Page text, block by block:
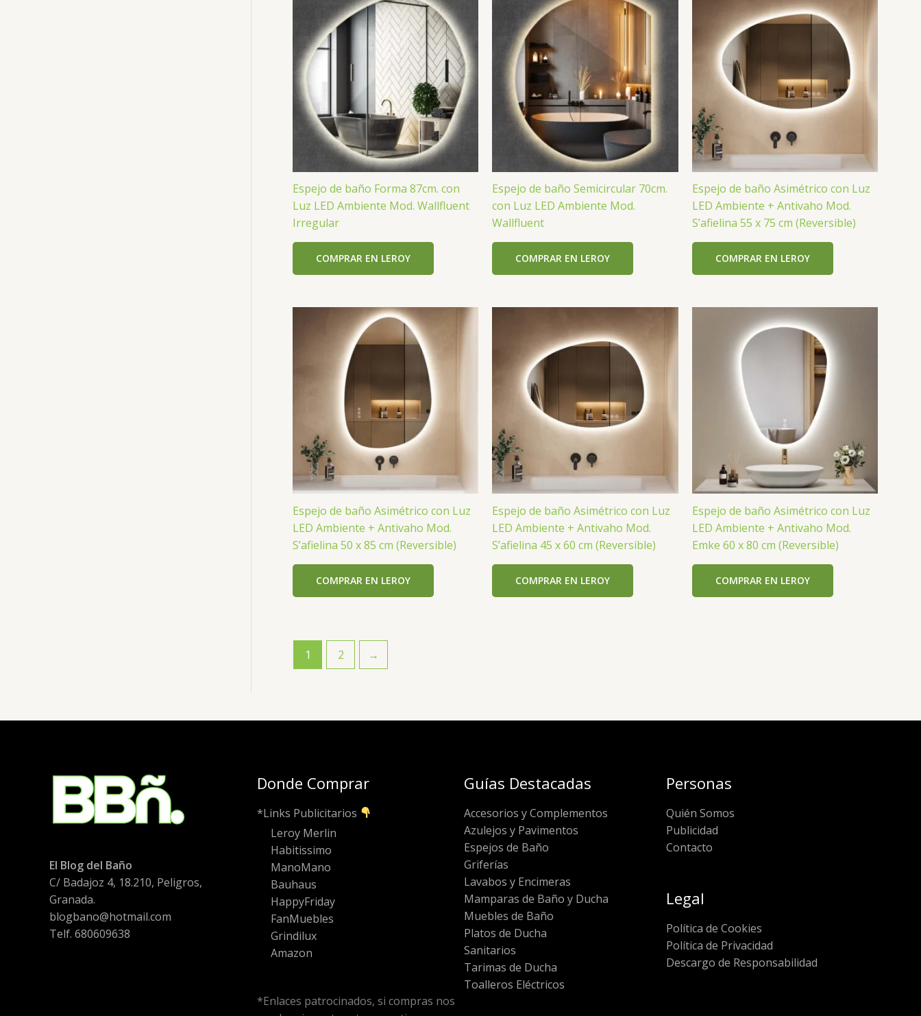
Espejo de baño Forma 87cm. con
Luz LED Ambiente Mod. Wallfluent
Irregular
COMPRAR EN LEROY
Espejo de baño Semicircular 70cm.
con Luz LED Ambiente Mod.
Wallfluent
COMPRAR EN LEROY
Espejo de baño Asimétrico con Luz
LED Ambiente + Antivaho Mod.
S’afielina 55 x 75 cm (Reversible)
COMPRAR EN LEROY
Espejo de baño Asimétrico con Luz
LED Ambiente + Antivaho Mod.
S’afielina 50 x 85 cm (Reversible)
COMPRAR EN LEROY
Espejo de baño Asimétrico con Luz
LED Ambiente + Antivaho Mod.
S’afielina 45 x 60 cm (Reversible)
COMPRAR EN LEROY
Espejo de baño Asimétrico con Luz
LED Ambiente + Antivaho Mod.
Emke 60 x 80 cm (Reversible)
COMPRAR EN LEROY
1 2 →
El Blog del Baño
C/ Badajoz 4, 18.210, Peligros,
Granada.
blogbano@hotmail.com
Telf. 680609638
Donde Comprar
*Links Publicitarios
Leroy Merlin
Habitissimo
ManoMano
Bauhaus
HappyFriday
FanMuebles
Grindilux
Amazon
*Enlaces patrocinados, si compras nos
Guías Destacadas
Accesorios y Complementos
Azulejos y Pavimentos
Espejos de Baño
Griferías
Lavabos y Encimeras
Mamparas de Baño y Ducha
Muebles de Baño
Platos de Ducha
Sanitarios
Tarimas de Ducha
Toalleros Eléctricos
Personas
Quién Somos
Publicidad
Contacto
Legal
Política de Cookies
Política de Privacidad
Descargo de Responsabilidad